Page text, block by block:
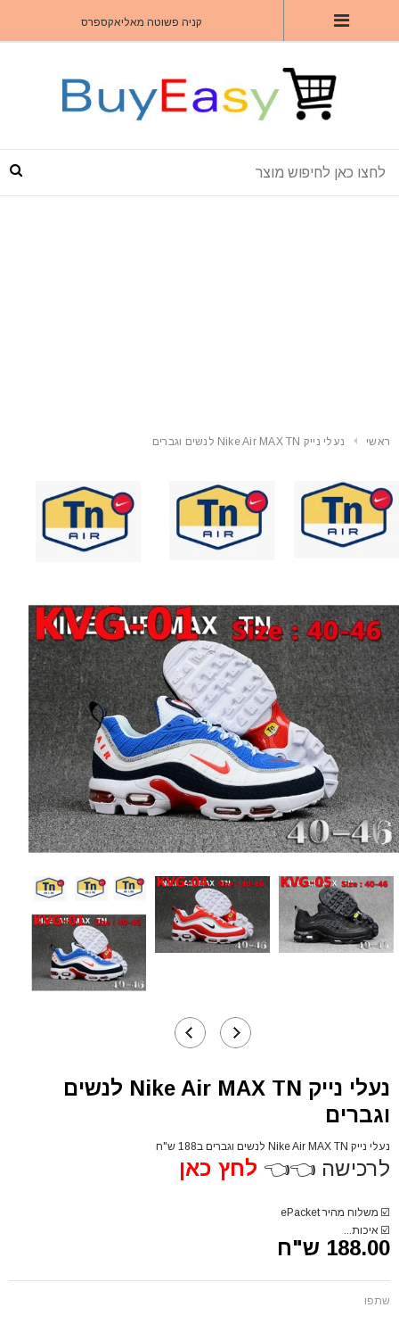
קניה פשוטה מאליאקספרס
ראשי נעלי נייק Nike Air MAX TN לנשים וגברים
נעלי נייק Nike Air MAX TN לנשים
וגברים
נעלי נייק Nike Air MAX TN לנשים וגברים ב188 ש"ח
לרכישה 👈👈 לחץ כאן
☑️ משלוח מהיר ePacket
☑️ איכות...
188.00 ש"ח
שתפו